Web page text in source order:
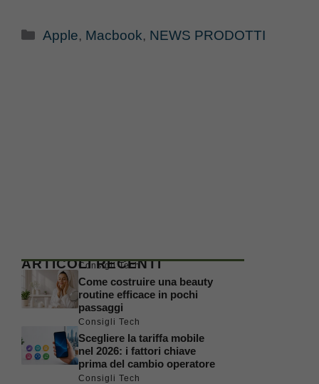
Categorie
Apple, Macbook, NEWS PRODOTTI
ARTICOLI RECENTI
Consigli Tech
Come costruire una beauty
routine efficace in pochi
passaggi
Consigli Tech
Scegliere la tariffa mobile
nel 2026: i fattori chiave
prima del cambio operatore
Consigli Tech